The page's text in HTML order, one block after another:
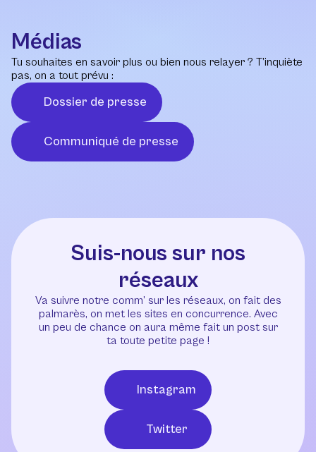
Médias
Tu souhaites en savoir plus ou bien nous relayer ? T’inquiète
pas, on a tout prévu :
Dossier de presse
Communiqué de presse
Suis-nous sur nos
réseaux
Va suivre notre comm’ sur les réseaux, on fait des
palmarès, on met les sites en concurrence. Avec
un peu de chance on aura même fait un post sur
ta toute petite page !
Instagram
Twitter